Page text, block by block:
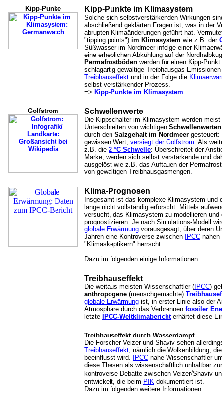
Kipp-Punke Kipp-Punkte im Klimasystem
Solche sich selbstverstärkenden Wirkungen
abschließend geklärten Fragen ist, was in der
abrupten Klimaänderungen geführt hat.
"tipping points") im Klimasystem wie z.B. der
Süßwasser im Nordmeer infolge einer
eine erheblichen Abkühlung auf der
Permafrostböden werden für einen Kipp-
schlagartig gewaltige Treibhausgas-
Treibhauseffekt und in der Folge die
selbst verstärkender Prozess.
=> Kipp-Punkte im Klimasystem
Golfstrom Schwellenwerte
Die Kippschalter im Klimasystem werden
Unterschreiten von wichtigen Schwellenwerten
durch den Salzgehalt im Nordmeer gesteuert:
gewissen Wert, versiegt der Golfstrom. Als
z.B. die 2 °C Schwelle: Überschreitet der
Marke, werden sich selbst verstärkende und
ausgelöst wie z.B. das Auftauen der
von gewaltigen Treibhausgasmengen.
Klima-Prognosen
Insgesamt ist das komplexe Klimasystem und
lange nicht vollständig erforscht. Mittels
versucht, das Klimasystem zu modellieren
prognostizieren. Je nach Simulations-Modell
globale Erwärmung vorausgesagt, über deren
Jahren eine Kontroverse zwischen
IPCC-nahen
"Klimaskeptikern" herrscht.
Dazu im folgenden einige Informationen:
Treibhauseffekt
Die weitaus meisten Wissenschaftler ( IPCC)
anthropogene (menschgemachte)
globale Erwärmung ist, in erster Linie also der
Atmosphäre durch das Verbrennen fossiler
letzte
IPCC-Weltklimaberichterhärtet diese
Treibhauseffekt durch Wasserdampf
Die Forscher Veizer und Shaviv sehen
Treibhauseffekt, nämlich die Wolkenbildung,
beeinflusst wird.
IPCC-nahe Wissenschaftler
diese Thesen als wissenschaftlich unhaltbar
kontroverse Debatte zwischen Veizer/Shaviv
entwickelt, die beim PIK dokumentiert ist.
Dazu im folgenden weitere Informationen: